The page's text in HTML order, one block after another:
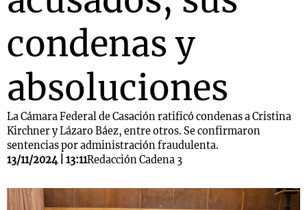
condenas y
absoluciones
La Cámara Federal de Casación ratificó condenas a Cristina
Kirchner y Lázaro Báez, entre otros. Se confirmaron
sentencias por administración fraudulenta.
13/11/2024 | 13:11Redacción Cadena 3